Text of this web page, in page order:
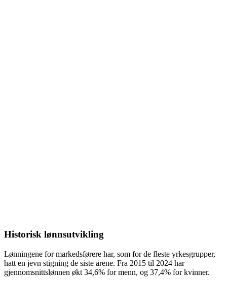
Historisk lønnsutvikling
Lønningene formarkedsførere har, som for de fleste yrkesgrupper,
hatt en jevn stigning de siste årene. Fra 2015 til 2024 har
gjennomsnittslønnen økt 34,6% for menn, og 37,4% for kvinner.